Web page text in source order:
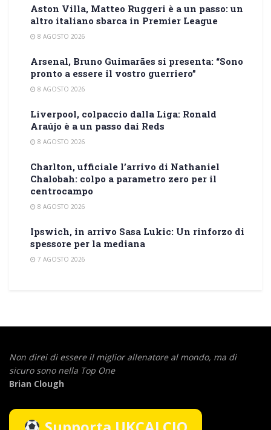
Aston Villa, Matteo Ruggeri è a un passo: un
altro italiano sbarca in Premier League
8 AGOSTO 2026
Arsenal, Bruno Guimarães si presenta: “Sono
pronto a essere il vostro guerriero”
8 AGOSTO 2026
Liverpool, colpaccio dalla Liga: Ronald
Araújo è a un passo dai Reds
8 AGOSTO 2026
Charlton, ufficiale l’arrivo di Nathaniel
Chalobah: colpo a parametro zero per il
centrocampo
8 AGOSTO 2026
Ipswich, in arrivo Sasa Lukic: Un rinforzo di
spessore per la mediana
7 AGOSTO 2026
Non direi di essere il miglior allenatore al mondo, ma di
sicuro sono nella Top One
Brian Clough